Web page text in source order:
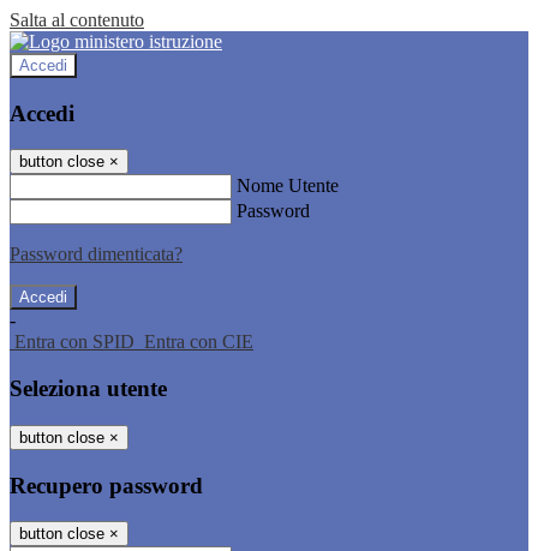
Salta al contenuto
Accedi
Accedi
button close ×
Nome Utente
Password
Password dimenticata?
-
Entra con SPID Entra con CIE
Seleziona utente
button close ×
Recupero password
button close ×